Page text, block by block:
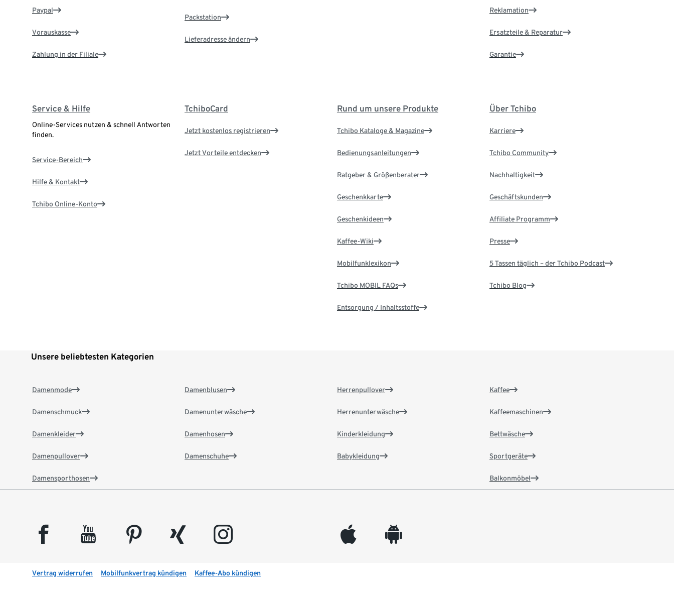
Paypal
Vorauskasse
Zahlung in der Filiale
Packstation
Lieferadresse ändern
Reklamation
Ersatzteile & Reparatur
Garantie
Service & Hilfe
Online-Services nutzen & schnell Antworten
finden.
Service-Bereich
Hilfe & Kontakt
Tchibo Online-Konto
TchiboCard
Jetzt kostenlos registrieren
Jetzt Vorteile entdecken
Rund um unsere Produkte
Tchibo Kataloge & Magazine
Bedienungsanleitungen
Ratgeber & Größenberater
Geschenkkarte
Geschenkideen
Kaffee-Wiki
Mobilfunklexikon
Tchibo MOBIL FAQs
Entsorgung / Inhaltsstoffe
Über Tchibo
Karriere
Tchibo Community
Nachhaltigkeit
Geschäftskunden
Affiliate Programm
Presse
5 Tassen täglich – der Tchibo Podcast
Tchibo Blog
Unsere beliebtesten Kategorien
Damenmode
Damenschmuck
Damenkleider
Damenpullover
Damensporthosen
Damenblusen
Damenunterwäsche
Damenhosen
Damenschuhe
Herrenpullover
Herrenunterwäsche
Kinderkleidung
Babykleidung
Kaffee
Kaffeemaschinen
Bettwäsche
Sportgeräte
Balkonmöbel
facebook youtube pinterest xing instagram appleinc android
Vertrag widerrufen Mobilfunkvertrag kündigen Kaffee-Abo kündigen